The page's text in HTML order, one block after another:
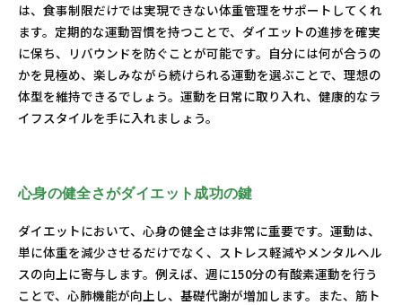
は、食事制限だけでは実現できない体重管理をサポートしてくれ
ます。定期的な運動習慣を持つことで、ダイエットの進捗を確実
に保ち、リバウンドを防ぐことが可能です。自分には何が合うの
かを見極め、楽しみながら続けられる運動を選ぶことで、理想の
体型を維持できるでしょう。運動を日常に取り入れ、健康的なラ
イフスタイルを手に入れましょう。
心身の健全さがダイエット成功の鍵
ダイエットにおいて、心身の健全さは非常に重要です。運動は、
単に体重を減少させるだけでなく、ストレス軽減やメンタルヘル
スの向上に寄与します。例えば、週に150分の有酸素運動を行う
ことで、心肺機能が向上し、基礎代謝が増加します。また、筋ト